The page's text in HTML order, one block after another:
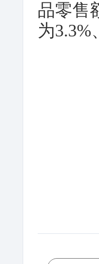
品零售
为3.3%